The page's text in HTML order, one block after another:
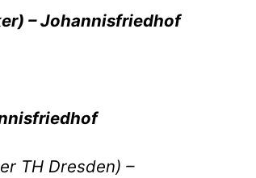
– Johannisfriedhof
TH Dresden) –